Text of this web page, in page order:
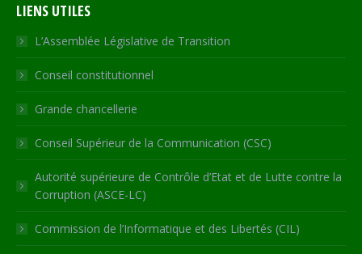
opens
in
new
window
opens
in
new
window
opens
in
new
window
in
new
window
opens
in
new
LIENS UTILES
L’Assemblée Législative de Transition
Conseil constitutionnel
Grande chancellerie
Conseil Supérieur de la Communication (CSC)
Autorité supérieure de Contrôle d’Etat et de Lutte contre la
Corruption (ASCE-LC)
Commission de l’Informatique et des Libertés (CIL)